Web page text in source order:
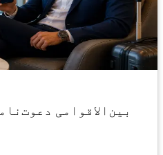
بین‌الاقوامی